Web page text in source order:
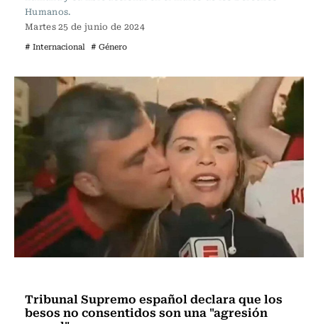
Humanos.
Martes 25 de junio de 2024
# Internacional # Género
Tribunal Supremo español declara que los
besos no consentidos son una "agresión